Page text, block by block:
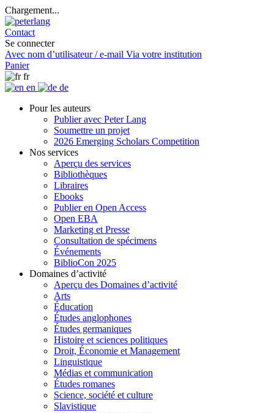
Chargement...
Contact
Se connecter
Avec nom d’utilisateur / e-mail Via votre institution
Panier
fr
en
de
Pour les auteurs
Publier avec Peter Lang
Soumettre un projet
2026 Emerging Scholars Competition
Nos services
Aperçu des services
Bibliothèques
Libraires
Ebooks
Publier en Open Access
Open EBA
Marketing et Presse
Consultation de spécimens
Événements
BiblioCon 2025
Domaines d’activité
Aperçu des Domaines d’activité
Arts
Éducation
Études anglophones
Études germaniques
Histoire et sciences politiques
Droit, Économie et Management
Linguistique
Médias et communication
Études romanes
Science, société et culture
Slavistique